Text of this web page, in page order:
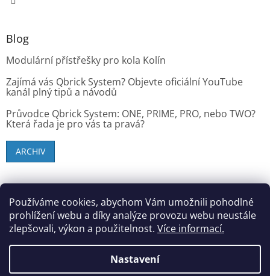
Používáme cookies, abychom Vám umožnili pohodlné
prohlížení webu a díky analýze provozu webu neustále
zlepšovali, výkon a použitelnost. Více informací.
Nastavení
Blog
Modulární přístřešky pro kola Kolín
Zajímá vás Qbrick System? Objevte oficiální YouTube
kanál plný tipů a návodů
Průvodce Qbrick System: ONE, PRIME, PRO, nebo TWO?
Která řada je pro vás ta pravá?
ARCHIV